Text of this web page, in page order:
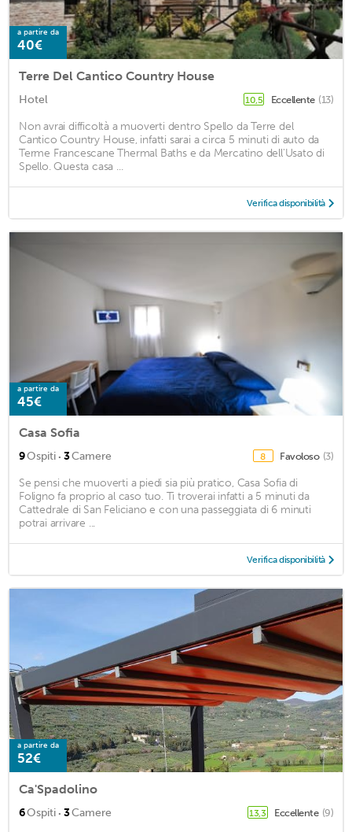
a partire da
40€
Terre Del Cantico Country House
Hotel 10,5 Eccellente (13)
Non avrai difficoltà a muoverti dentro Spello da Terre del
Cantico Country House, infatti sarai a circa 5 minuti di auto da
Terme Francescane Thermal Baths e da Mercatino dell'Usato di
Spello. Questa casa ...
Verifica disponibilità
a partire da
45€
Casa Sofia
9Ospiti · 3Camere 8 Favoloso (3)
Se pensi che muoverti a piedi sia più pratico, Casa Sofia di
Foligno fa proprio al caso tuo. Ti troverai infatti a 5 minuti da
Cattedrale di San Feliciano e con una passeggiata di 6 minuti
potrai arrivare ...
Verifica disponibilità
a partire da
52€
Ca'Spadolino
6Ospiti · 3Camere 13,3 Eccellente (9)